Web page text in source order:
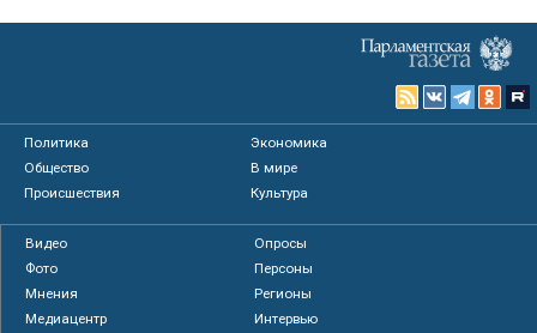
Политика
Экономика
Общество
В мире
Происшествия
Культура
Видео
Опросы
Фото
Персоны
Мнения
Регионы
Медиацентр
Интервью